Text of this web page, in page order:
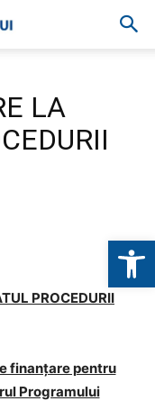
LA
PROCEDURII
finanţare pentru
Programului